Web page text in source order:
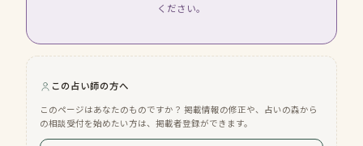
ください。
この占い師の方へ
このページはあなたのものですか？ 掲載情報の修正や、占いの森から
の相談受付を始めたい方は、掲載者登録ができます。